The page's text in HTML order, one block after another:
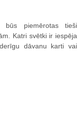
būs piemērotas tieši
Katri svētki ir iespēja
dāvanu karti vai